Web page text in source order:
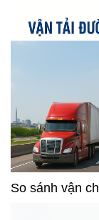
So sánh vận